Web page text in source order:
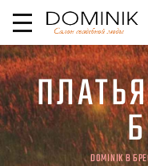
ПЛАТЬЯ
DOMINIK В